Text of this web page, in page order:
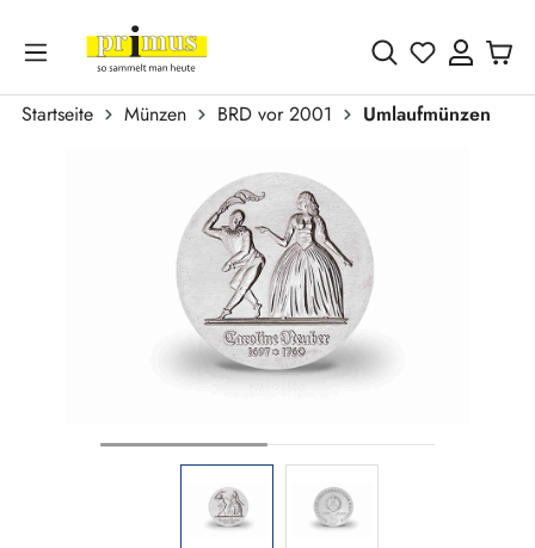
Zum Hauptinhalt springen
Du hast 0
Startseite Münzen BRD vor 2001
Umlaufmünzen